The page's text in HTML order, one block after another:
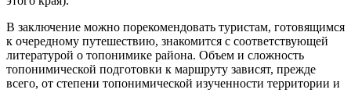
В заключение можно порекомендовать туристам, готовящимся
к очередному путешествию, знакомится с соответствующей
литературой о топонимике района. Объем и сложность
топонимической подготовки к маршруту зависят, прежде
всего, от степени топонимической изученности территории и